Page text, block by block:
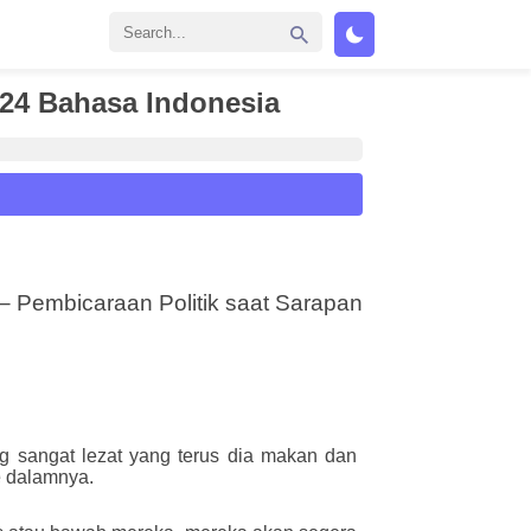
Bahasa Indonesia
Pembicaraan Politik saat Sarapan
sangat lezat yang terus dia makan dan
dalamnya.